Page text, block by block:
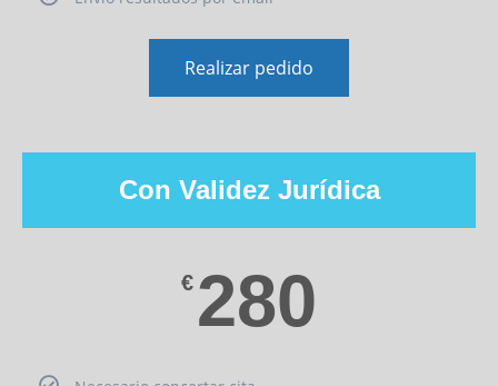
Realizar pedido
Con Validez Jurídica
€ 280